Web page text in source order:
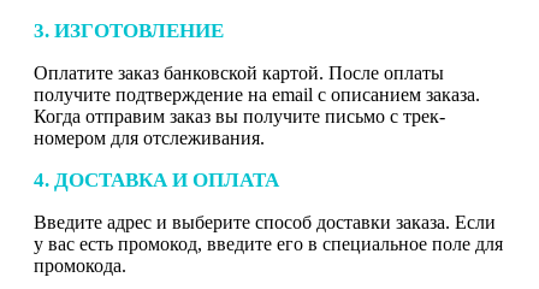
3. ИЗГОТОВЛЕНИЕ
Оплатите заказ банковской картой. После оплаты
получите подтверждение на email с описанием заказа.
Когда отправим заказ вы получите письмо с трек-
номером для отслеживания.
4. ДОСТАВКА И ОПЛАТА
Введите адрес и выберите способ доставки заказа. Если
у вас есть промокод, введите его в специальное поле для
промокода.